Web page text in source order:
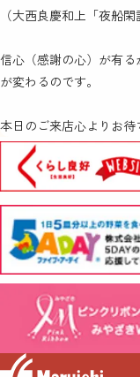
（大西良慶和上「夜船閑
信心（感謝の心）が有
が変わるのです。
本日のご来店心よりお待